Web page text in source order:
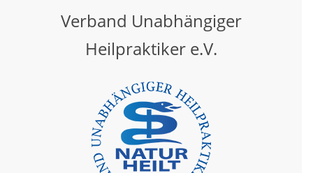
Verband Unabhängiger
Heilpraktiker e.V.